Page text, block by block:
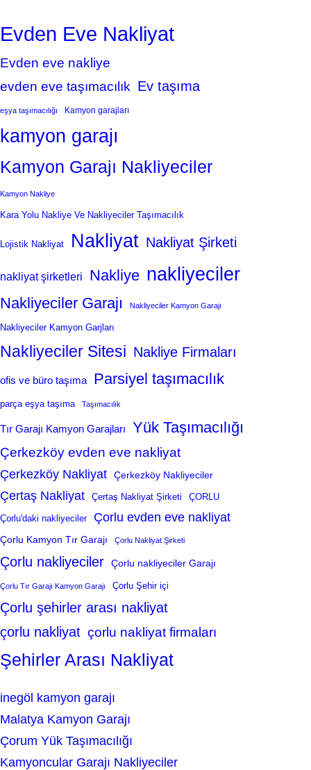
Evden Eve Nakliyat
Evden eve nakliye
evden eve taşımacılık Ev taşıma
eşya taşımacılığı Kamyon garajları
kamyon garajı
Kamyon Garajı Nakliyeciler
Kamyon Nakliye
Kara Yolu Nakliye Ve Nakliyeciler Taşımacılık
Lojistik Nakliyat Nakliyat Nakliyat Şirketi
nakliyat şirketleri Nakliye nakliyeciler
Nakliyeciler Garajı Nakliyeciler Kamyon Garajı
Nakliyeciler Kamyon Garjları
Nakliyeciler Sitesi Nakliye Firmaları
ofis ve büro taşıma Parsiyel taşımacılık
parça eşya taşıma Taşımacılık
Tır Garajı Kamyon Garajları Yük Taşımacılığı
Çerkezköy evden eve nakliyat
Çerkezköy Nakliyat Çerkezköy Nakliyeciler
Çertaş Nakliyat Çertaş Nakliyat Şirketi ÇORLU
Çorlu'daki nakliyeciler Çorlu evden eve nakliyat
Çorlu Kamyon Tır Garajı Çorlu Nakliyat Şirketi
Çorlu nakliyeciler Çorlu nakliyeciler Garajı
Çorlu Tır Garajı Kamyon Garajı Çorlu Şehir içi
Çorlu şehirler arası nakliyat
çorlu nakliyat çorlu nakliyat firmaları
Şehirler Arası Nakliyat
inegöl kamyon garajı
Malatya Kamyon Garajı
Çorum Yük Taşımacılığı
Kamyoncular Garajı Nakliyeciler